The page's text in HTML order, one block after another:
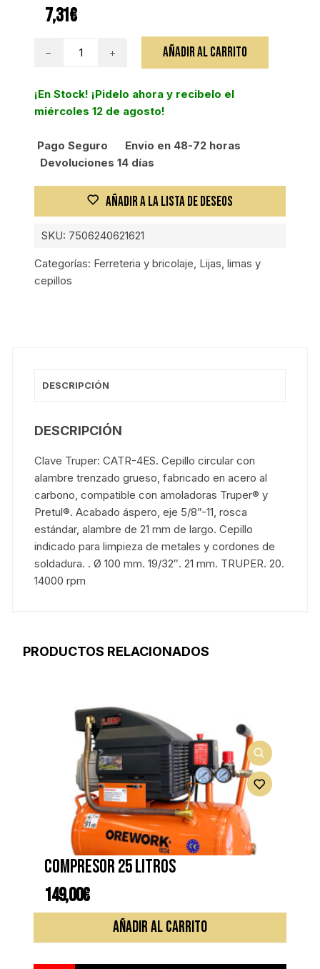
7,31€
CEPILLO
GRUESO
100
AMOL
cantidad
AÑADIR AL CARRITO
¡En Stock! ¡Pidelo ahora y recibelo el
miércoles 12 de agosto!
Pago Seguro
Envio en 48-72 horas
Devoluciones 14 días
AÑADIR A LA LISTA DE DESEOS
SKU: 7506240621621
Categorías: Ferreteria y bricolaje, Lijas, limas y
cepillos
DESCRIPCIÓN
DESCRIPCIÓN
Clave Truper: CATR-4ES. Cepillo circular con
alambre trenzado grueso, fabricado en acero al
carbono, compatible con amoladoras Truper® y
Pretul®. Acabado áspero, eje 5/8”-11, rosca
estándar, alambre de 21 mm de largo. Cepillo
indicado para limpieza de metales y cordones de
soldadura. . Ø 100 mm. 19/32″. 21 mm. TRUPER. 20.
14000 rpm
PRODUCTOS RELACIONADOS
Compresor 25 litros
149,00€
AÑADIR AL CARRITO